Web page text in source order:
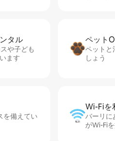
タ⁠ル
や子ども
ます
ペット
ペットと
しょう
を備えてい
Wi-Fiを
バーリに
がWi-Fi